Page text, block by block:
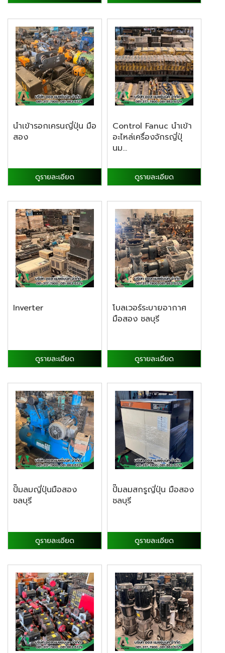
นำเข้ารอกเครนญี่ปุ่น มือ
สอง
ดูรายละเอียด
Control Fanuc นำเข้า
อะไหล่เครื่องจักรญี่ปุ่
นม...
ดูรายละเอียด
Inverter
ดูรายละเอียด
โบลเวอร์ระบายอากาศ
มือสอง ชลบุรี
ดูรายละเอียด
ปั๊มลมญี่ปุ่นมือสอง
ชลบุรี
ดูรายละเอียด
ปั๊มลมสกรูญี่ปุ่น มือสอง
ชลบุรี
ดูรายละเอียด